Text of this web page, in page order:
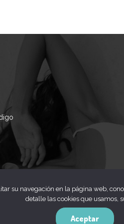
su navegación en la página web,
detalle las cookies que usamos,
Aceptar